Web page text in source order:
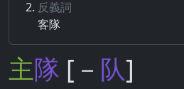
反義詞
客隊
主隊 [－ 队]